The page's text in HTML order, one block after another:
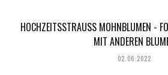
HOCHZEITSSTRAUSS MOHNBLUMEN -
IT ANDEREN
02.06.2022